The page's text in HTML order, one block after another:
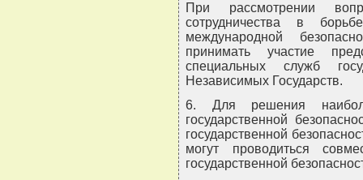
При рассмотрении
сотрудничества в
международной
принимать участие
специальных служб
Независимых Государств.
6. Для решения
государственной
государственной
могут проводиться
государственной